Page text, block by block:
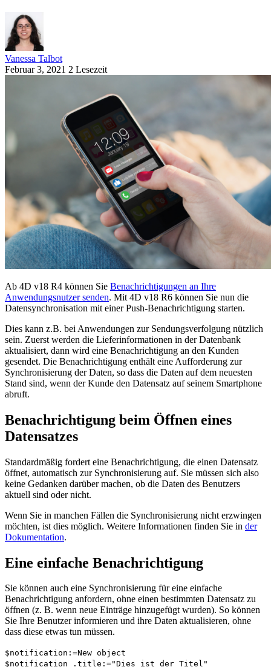
Vanessa Talbot
Februar 3, 2021 2 Lesezeit
Ab 4D v18 R4 können Sie Benachrichtigungen an Ihre
Anwendungsnutzer senden. Mit 4D v18 R6 können Sie nun die
Datensynchronisation mit einer Push-Benachrichtigung starten.
Dies kann z.B. bei Anwendungen zur Sendungsverfolgung nützlich
sein. Zuerst werden die Lieferinformationen in der Datenbank
aktualisiert, dann wird eine Benachrichtigung an den Kunden
gesendet. Die Benachrichtigung enthält eine Aufforderung zur
Synchronisierung der Daten, so dass die Daten auf dem neuesten
Stand sind, wenn der Kunde den Datensatz auf seinem Smartphone
abruft.
Benachrichtigung beim Öffnen eines
Datensatzes
Standardmäßig fordert eine Benachrichtigung, die einen Datensatz
öffnet, automatisch zur Synchronisierung auf. Sie müssen sich also
keine Gedanken darüber machen, ob die Daten des Benutzers
aktuell sind oder nicht.
Wenn Sie in manchen Fällen die Synchronisierung nicht erzwingen
möchten, ist dies möglich. Weitere Informationen finden Sie in der
Dokumentation.
Eine einfache Benachrichtigung
Sie können auch eine Synchronisierung für eine einfache
Benachrichtigung anfordern, ohne einen bestimmten Datensatz zu
öffnen (z. B. wenn neue Einträge hinzugefügt wurden). So können
Sie Ihre Benutzer informieren und ihre Daten aktualisieren, ohne
dass diese etwas tun müssen.
$notification :=New object
$notification . title :="Dies ist der Titel"